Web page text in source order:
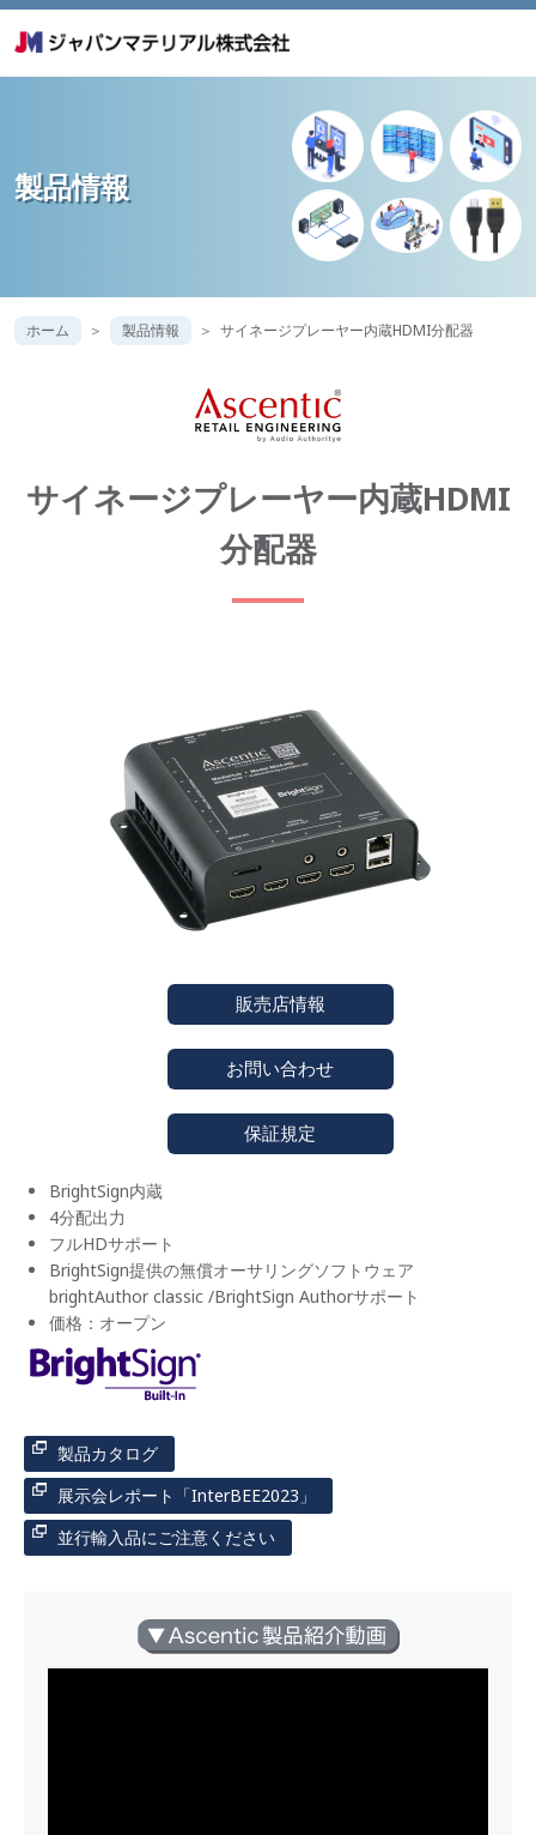
製品情報
ホーム 製品情報 サイネージプレーヤー内蔵HDMI分配器
サイネージプレーヤー内蔵HDMI
分配器
販売店情報
お問い合わせ
保証規定
BrightSign内蔵
4分配出力
フルHDサポート
BrightSign提供の無償オーサリングソフトウェア
brightAuthor classic /BrightSign Authorサポート
価格：オープン
製品カタログ
展示会レポート「InterBEE2023」
並行輸入品にご注意ください